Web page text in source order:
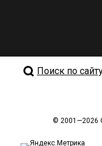
Поиск по
© 2001—2026